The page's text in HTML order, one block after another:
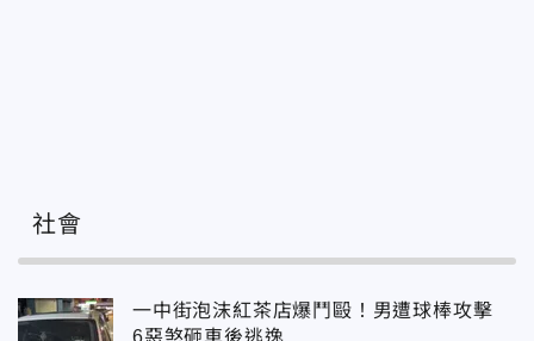
社會
一中街泡沫紅茶店爆鬥毆！男遭球棒攻擊